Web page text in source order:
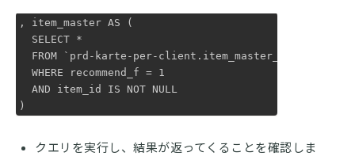
, item_master AS (
  SELECT *
FROM `prd-karte-per-
  WHERE recommend_f = 1
  AND item_id IS NOT NULL
)
クエリを実行し、結果が返ってくることを確認しま